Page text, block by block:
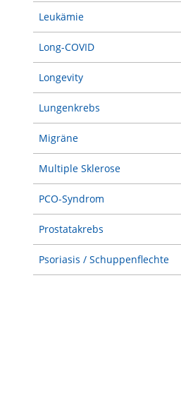
Leukämie
Long-COVID
Longevity
Lungenkrebs
Migräne
Multiple Sklerose
PCO-Syndrom
Prostatakrebs
Psoriasis / Schuppenflechte